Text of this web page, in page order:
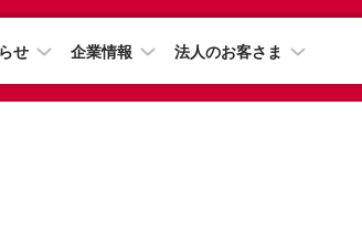
せ 企業情報 法人のお客さま